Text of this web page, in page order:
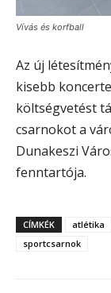
Vívás és korfball
Az új
kisebb
költségvetést
csarnokot a
Dunakeszi
fenntartója.
CÍMKÉK atlétika
sportcsarnok